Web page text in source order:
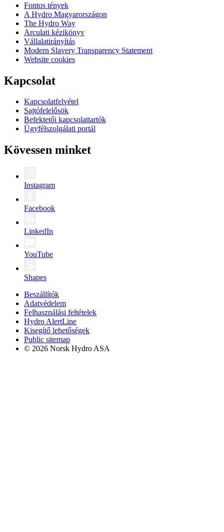
Fontos tények
A Hydro Magyarországon
The Hydro Way
Arculati kézikönyv
Vállalatirányítás
Modern Slavery Transparency Statement
Website cookies
Kapcsolat
Kapcsolatfelvétel
Sajtófelelősök
Befektetői kapcsolattartók
Ügyfélszolgálati portál
Kövessen minket
Instagram
Facebook
LinkedIn
YouTube
Shapes
Beszállítók
Adatvédelem
Felhasználási feltételek
Hydro AlertLine
Kisegítő lehetőségek
Public sitemap
© 2026 Norsk Hydro ASA